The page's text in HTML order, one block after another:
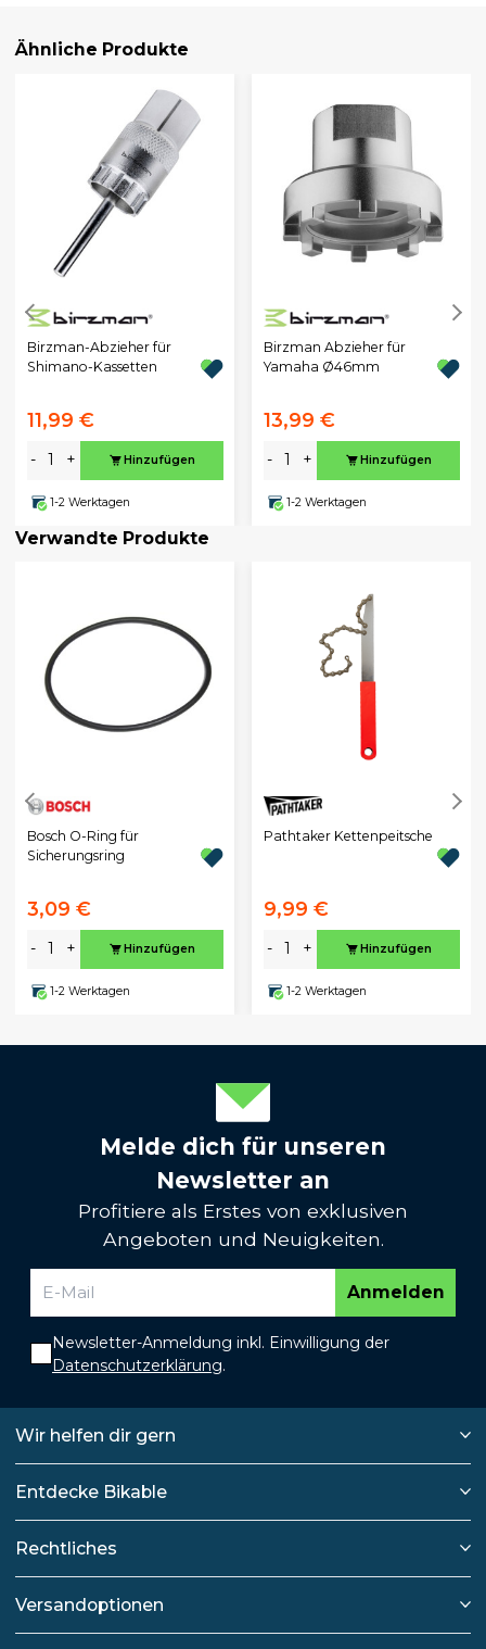
Ähnliche Produkte
Birzman-Abzieher für
Shimano-Kassetten
11,99 €
- + Hinzufügen
1-2 Werktagen
Birzman Abzieher für
Yamaha Ø46mm
13,99 €
- + Hinzufügen
1-2 Werktagen
Verwandte Produkte
Bosch O-Ring für
Sicherungsring
3,09 €
- + Hinzufügen
1-2 Werktagen
Pathtaker Kettenpeitsche
9,99 €
- + Hinzufügen
1-2 Werktagen
Melde dich für unseren
Newsletter an
Profitiere als Erstes von exklusiven
Angeboten und Neuigkeiten.
Anmelden
Newsletter-Anmeldung inkl. Einwilligung der
Datenschutzerklärung.
Wir helfen dir gern
Entdecke Bikable
Rechtliches
Versandoptionen